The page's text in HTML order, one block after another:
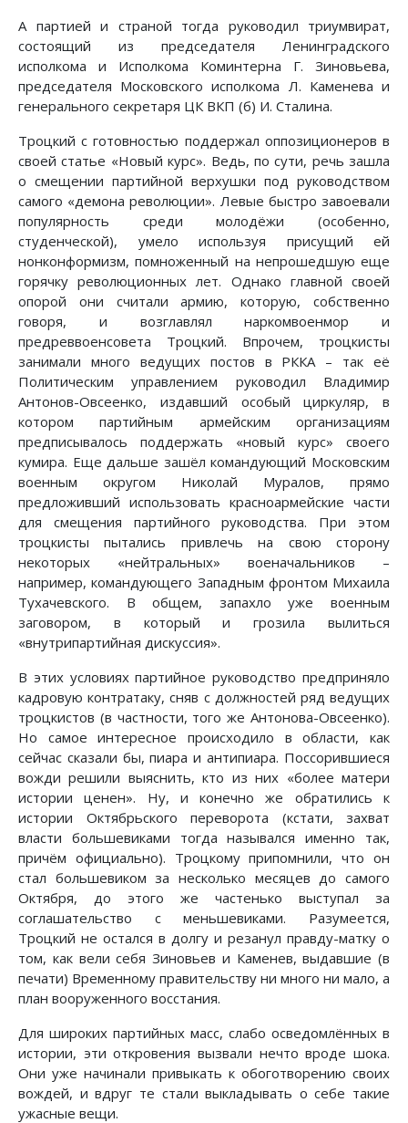
А партией и страной тогда руководил триумвират,
состоящий из председателя Ленинградского
исполкома и Исполкома Коминтерна Г. Зиновьева,
председателя Московского исполкома Л. Каменева и
генерального секретаря ЦК ВКП (б) И. Сталина.
Троцкий с готовностью поддержал оппозиционеров в
своей статье «Новый курс». Ведь, по сути, речь зашла
о смещении партийной верхушки под руководством
самого «демона революции». Левые быстро завоевали
популярность среди молодёжи (особенно,
студенческой), умело используя присущий ей
нонконформизм, помноженный на непрошедшую еще
горячку революционных лет. Однако главной своей
опорой они считали армию, которую, собственно
говоря, и возглавлял наркомвоенмор и
предреввоенсовета Троцкий. Впрочем, троцкисты
занимали много ведущих постов в РККА – так её
Политическим управлением руководил Владимир
Антонов-Овсеенко, издавший особый циркуляр, в
котором партийным армейским организациям
предписывалось поддержать «новый курс» своего
кумира. Еще дальше зашёл командующий Московским
военным округом Николай Муралов, прямо
предложивший использовать красноармейские части
для смещения партийного руководства. При этом
троцкисты пытались привлечь на свою сторону
некоторых «нейтральных» военачальников –
например, командующего Западным фронтом Михаила
Тухачевского. В общем, запахло уже военным
заговором, в который и грозила вылиться
«внутрипартийная дискуссия».
В этих условиях партийное руководство предприняло
кадровую контратаку, сняв с должностей ряд ведущих
троцкистов (в частности, того же Антонова-Овсеенко).
Но самое интересное происходило в области, как
сейчас сказали бы, пиара и антипиара. Поссорившиеся
вожди решили выяснить, кто из них «более матери
истории ценен». Ну, и конечно же обратились к
истории Октябрьского переворота (кстати, захват
власти большевиками тогда назывался именно так,
причём официально). Троцкому припомнили, что он
стал большевиком за несколько месяцев до самого
Октября, до этого же частенько выступал за
соглашательство с меньшевиками. Разумеется,
Троцкий не остался в долгу и резанул правду-матку о
том, как вели себя Зиновьев и Каменев, выдавшие (в
печати) Временному правительству ни много ни мало, а
план вооруженного восстания.
Для широких партийных масс, слабо осведомлённых в
истории, эти откровения вызвали нечто вроде шока.
Они уже начинали привыкать к обоготворению своих
вождей, и вдруг те стали выкладывать о себе такие
ужасные вещи.